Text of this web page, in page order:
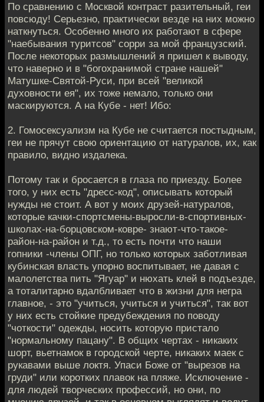
По сравнению с Москвой контраст разительный, геи
повсюду! Серьезно, практически везде на них можно
наткнуться. Особенно много их работают в сфере
"наебывания туритсов" сорри за мой французский.
После некоторых размышлений я пришел к выводу,
что наверно и в "богохранимой стране нашей"
Матушке-Святой-Руси, при всей "великой
духовности ея", их тоже немало, только они
маскируются. А на Кубе - нет! Ибо:
2. Гомосексуализм на Кубе не считается постыдным,
геи не прячут свою ориентацию от натуралов, их, как
правило, видно издалека.
Потому так и бросается в глаза по приезду. Более
того, у них есть "дресс-код", описывать который
нужды не стоит. А вот у моих друзей-натуралов,
которые качки-спортсмены-выросли-в-спортивных-
школах-на-борцовском-ковре- знают-что-такое-
район-на-район и т.д., то есть почти что наши
гопники -члены ОПГ, но только которых заботливая
кубинская власть упорно воспитывает, не давая с
малолетства пить "Ягуар" и нюхать клей в подъезде,
а тоталитарно вдалбливает что в жизни для негра
главное, - это "учиться, учиться и учиться", так вот
у них есть стойкие предубеждения по поводу
"чоткости" одежды, носить которую пристало
"нормальному пацану". В общих чертах - никаких
шорт, вьетнамок в городской черте, никаких маек с
рукавами выше локтя. Упаси Боже от "вырезов на
груди" или коротких плавок на пляже. Исключение -
для людей творческих профессий, но они, по